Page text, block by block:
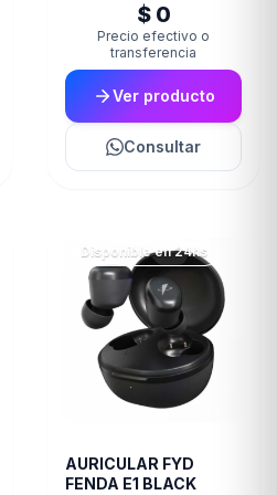
$ 0
Precio efectivo o
transferencia
Ver producto
Consultar
Disponible en 24hs
AURICULAR FYD
FENDA E1 BLACK